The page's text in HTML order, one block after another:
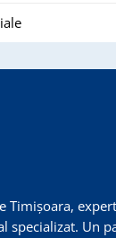
Timişoara,
specializat. Un